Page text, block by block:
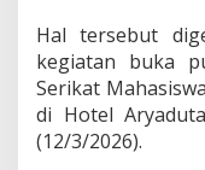
Hal tersebut
kegiatan buka
Serikat
di Hotel
(12/3/2026).